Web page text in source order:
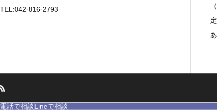
TEL:042-816-2793
電話で相談Lineで相談